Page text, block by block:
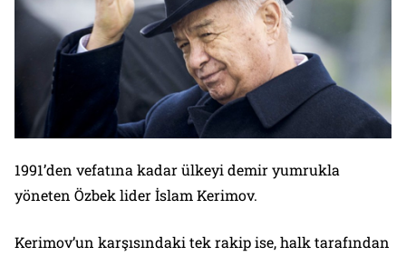
1991’den vefatına kadar ülkeyi demir yumrukla
yöneten Özbek lider İslam Kerimov.
Kerimov’un karşısındaki tek rakip ise, halk tarafından